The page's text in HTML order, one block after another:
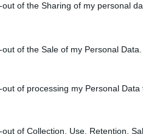
out of the Sharing of my personal
of the Sale of my Personal Data.
of processing my Personal Data
of Collection, Use, Retention,